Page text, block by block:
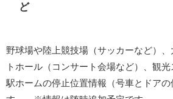
ど
野球場や陸上競技場（サッカーなど）
トホール（コンサート会場など）、観
駅ホームの停止位置情報（号車とドア